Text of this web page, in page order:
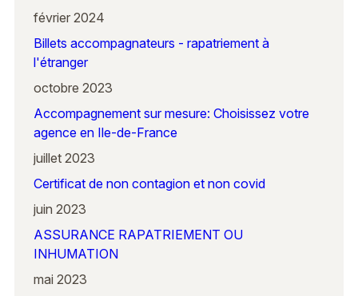
février 2024
Billets accompagnateurs - rapatriement à
l'étranger
octobre 2023
Accompagnement sur mesure: Choisissez votre
agence en Ile-de-France
juillet 2023
Certificat de non contagion et non covid
juin 2023
ASSURANCE RAPATRIEMENT OU
INHUMATION
mai 2023